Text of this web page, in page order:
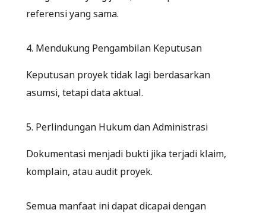
referensi yang sama.
4. Mendukung Pengambilan Keputusan
Keputusan proyek tidak lagi berdasarkan
asumsi, tetapi data aktual.
5. Perlindungan Hukum dan Administrasi
Dokumentasi menjadi bukti jika terjadi klaim,
komplain, atau audit proyek.
Semua manfaat ini dapat dicapai dengan